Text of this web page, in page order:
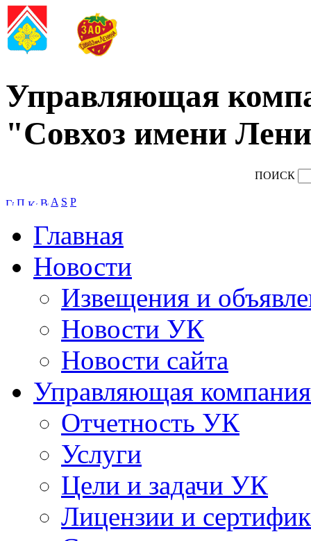
Управляющая
"Совхоз имени
ПОИСК
A S P
Главная
Новости
Извещения и
Новости УК
Новости сайта
Управляющая компания
Отчетность УК
Услуги
Цели и задачи УК
Лицензии и